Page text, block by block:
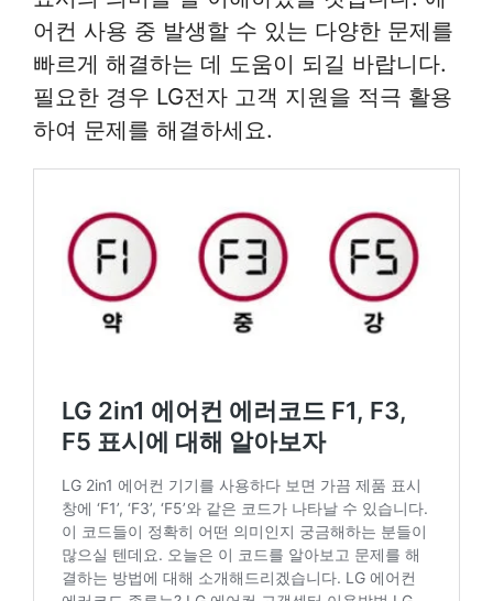
어컨 사용 중 발생할 수 있는 다양한 문제를
빠르게 해결하는 데 도움이 되길 바랍니다.
필요한 경우 LG전자 고객 지원을 적극 활용
하여 문제를 해결하세요.